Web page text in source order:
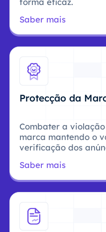
Saber mais
Protecção da
Combater a
marca mantendo o
verificação dos
Saber mais